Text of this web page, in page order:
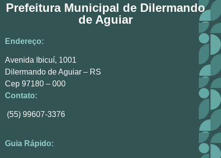
Prefeitura Municipal de Dilermando
de Aguiar
Endereço:
Avenida Ibicuí, 1001
Dilermando de Aguiar – RS
Cep 97180 – 000
Contato:
(55) 99607-3376
Guia Rápido: